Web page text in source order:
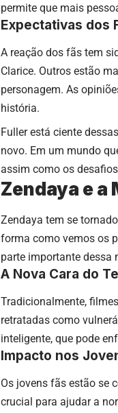
permite que mais
Expectativas dos
A reação dos fãs tem
Clarice. Outros estão
personagem. As
história.
Fuller está ciente
novo. Em um mundo
assim como os
Zendaya e a
Zendaya tem se
forma como vemos os
parte importante dessa
A Nova Cara do
Tradicionalmente,
retratadas como
inteligente, que pode
Impacto nos
Os jovens fãs estão se
crucial para ajudar a